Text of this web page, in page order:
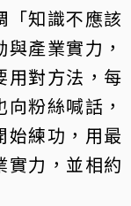
「知識不應該
產業實力，
用對方法，每
粉絲喊話，
始練功，用最
實力，並相約